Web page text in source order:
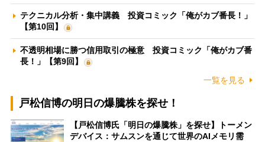
テクニカル分析・集中講義 投資コミック「俺がカブ番長！」
【第10回】
不透明相場に勝つ信用取引の極意 投資コミック「俺がカブ番
長！」【第9回】
一覧を見る
戸松信博の明日の爆騰株を探せ！
【戸松信博氏「明日の爆騰株」を探せ】トーメン
デバイス：サムスンを通じて世界のAIメモリ需